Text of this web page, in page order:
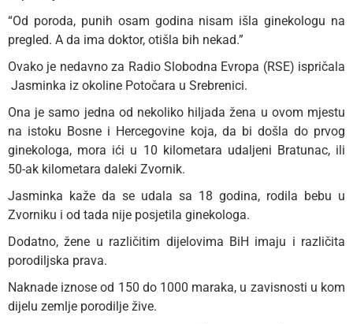
“Od poroda, punih osam godina nisam išla ginekologu na
pregled. A da ima doktor, otišla bih nekad.”
Ovako je nedavno za Radio Slobodna Evropa (RSE) ispričala
Jasminka iz okoline Potočara u Srebrenici.
Ona je samo jedna od nekoliko hiljada žena u ovom mjestu
na istoku Bosne i Hercegovine koja, da bi došla do prvog
ginekologa, mora ići u 10 kilometara udaljeni Bratunac, ili
50-ak kilometara daleki Zvornik.
Jasminka kaže da se udala sa 18 godina, rodila bebu u
Zvorniku i od tada nije posjetila ginekologa.
Dodatno, žene u različitim dijelovima BiH imaju i različita
porodiljska prava.
Naknade iznose od 150 do 1000 maraka, u zavisnosti u kom
dijelu zemlje porodilje žive.